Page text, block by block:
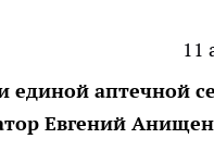
11
единой аптечной
Евгений